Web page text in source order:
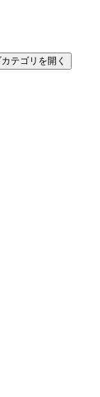
テゴリを開く